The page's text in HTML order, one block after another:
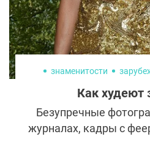
именно в это
становится не менее
врача в
знаменитости
Как худеют
Безупречные
журналах, кадры с